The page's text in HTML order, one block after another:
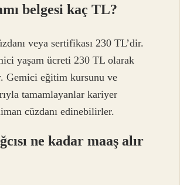
belgesi kaç TL?
veya sertifikası 230 TL’dir.
yaşam ücreti 230 TL olarak
Gemici eğitim kursunu ve
tamamlayanlar kariyer
cüzdanı edinebilirler.
ne kadar maaş alır